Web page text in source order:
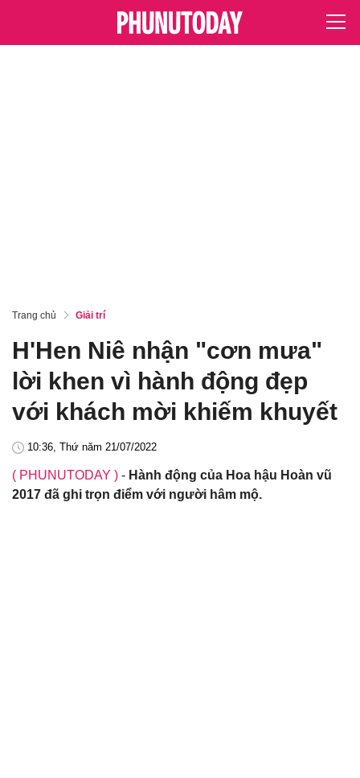
Trang chủ Giải trí
H'Hen Niê nhận "cơn mưa"
lời khen vì hành động đẹp
với khách mời khiếm khuyết
10:36, Thứ năm 21/07/2022
( PHUNUTODAY ) - Hành động của Hoa hậu Hoàn vũ
2017 đã ghi trọn điểm với người hâm mộ.